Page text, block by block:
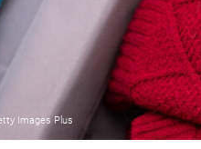
Images Plus